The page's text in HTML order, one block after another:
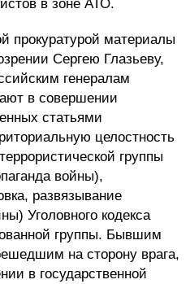
в зоне АТО.
прокуратурой материалы
Сергею Глазьеву,
генералам
в совершении
статьями
целостность
группы
войны),
развязывание
Уголовного кодекса
группы. Бывшим
на сторону врага,
в государственной